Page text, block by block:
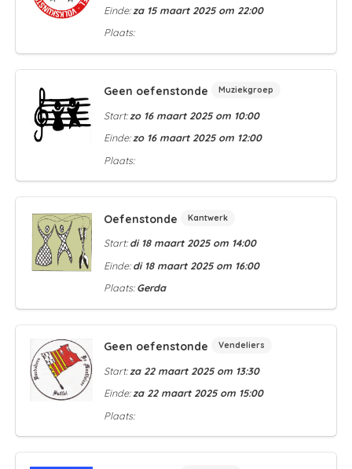
Einde:za 15 maart 2025 om 22:00
Plaats:
Geen oefenstonde Muziekgroep
Start:zo 16 maart 2025 om 10:00
Einde:zo 16 maart 2025 om 12:00
Plaats:
Oefenstonde Kantwerk
Start:di 18 maart 2025 om 14:00
Einde:di 18 maart 2025 om 16:00
Plaats:Gerda
Geen oefenstonde Vendeliers
Start:za 22 maart 2025 om 13:30
Einde:za 22 maart 2025 om 15:00
Plaats: